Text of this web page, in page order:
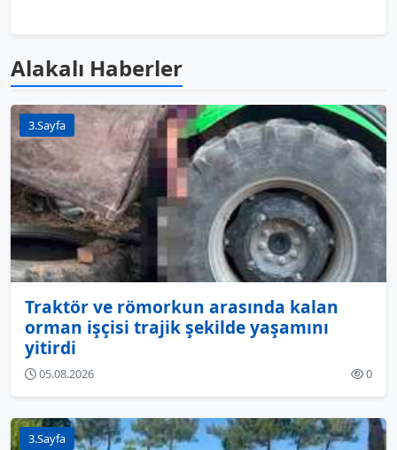
Alakalı Haberler
3.Sayfa
Traktör ve römorkun arasında kalan
orman işçisi trajik şekilde yaşamını
yitirdi
05.08.2026 0
3.Sayfa